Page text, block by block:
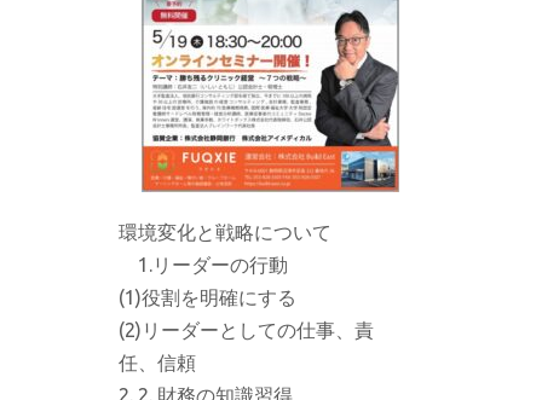
環境変化と戦略について
1.リーダーの行動
(1)役割を明確にする
(2)リーダーとしての仕事、責
任、信頼
2. 財務の知識習得